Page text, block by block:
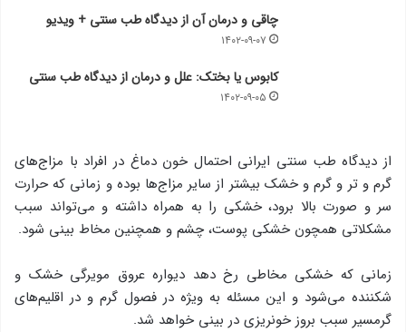
چاقی و درمان آن از دیدگاه طب سنتی + ویدیو
۱۴۰۲-۰۹-۰۷
کابوس یا بختک: علل و درمان از دیدگاه طب سنتی
۱۴۰۲-۰۹-۰۵
از دیدگاه طب سنتی ایرانی احتمال خون دماغ در افراد با مزاج‌های
گرم و تر و گرم و خشک بیشتر از سایر مزاج‌ها بوده و زمانی که حرارت
سر و صورت بالا برود، خشکی را به همراه داشته و می‌تواند سبب
مشکلاتی همچون خشکی پوست، چشم و همچنین مخاط بینی شود.
زمانی که خشکی مخاطی رخ دهد دیواره عروق مویرگی خشک و
شکننده می‌شود و این مسئله به ویژه در فصول گرم و در اقلیم‌های
گرمسیر سبب بروز خونریزی در بینی خواهد شد.